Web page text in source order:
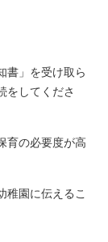
書」を受け取ら
をしてくださ
育の必要度が高
稚園に伝えるこ